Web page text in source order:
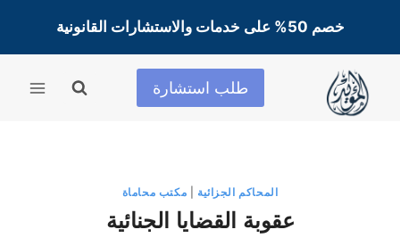
المحتوى
خصم 50% على خدمات والاستشارات القانونية
طلب استشارة
المحاكم الجزائية مكتب محاماة
عقوبة القضايا الجنائية